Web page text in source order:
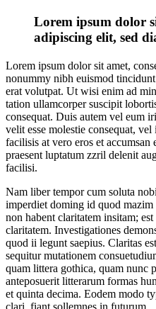
Lorem ipsum dolor
adipiscing elit, sed
Lorem ipsum dolor sit amet,
nonummy nibh euismod
erat volutpat. Ut wisi enim ad
tation ullamcorper suscipit
consequat. Duis autem vel eum
velit esse molestie consequat,
facilisis at vero eros et
praesent luptatum zzril delenit
facilisi.
Nam liber tempor cum soluta
imperdiet doming id quod mazim
non habent claritatem insitam;
claritatem. Investigationes
quod ii legunt saepius. Claritas
sequitur mutationem
quam littera gothica, quam nunc
anteposuerit litterarum formas
et quinta decima. Eodem modo
clari, fiant sollemnes in futurum.